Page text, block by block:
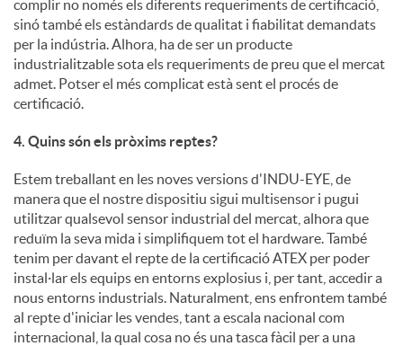
complir no només els diferents requeriments de certificació,
sinó també els estàndards de qualitat i fiabilitat demandats
per la indústria. Alhora, ha de ser un producte
industrialitzable sota els requeriments de preu que el mercat
admet. Potser el més complicat està sent el procés de
certificació.
4. Quins són els pròxims reptes?
Estem treballant en les noves versions d'INDU-EYE, de
manera que el nostre dispositiu sigui multisensor i pugui
utilitzar qualsevol sensor industrial del mercat, alhora que
reduïm la seva mida i simplifiquem tot el hardware. També
tenim per davant el repte de la certificació ATEX per poder
instal·lar els equips en entorns explosius i, per tant, accedir a
nous entorns industrials. Naturalment, ens enfrontem també
al repte d'iniciar les vendes, tant a escala nacional com
internacional, la qual cosa no és una tasca fàcil per a una